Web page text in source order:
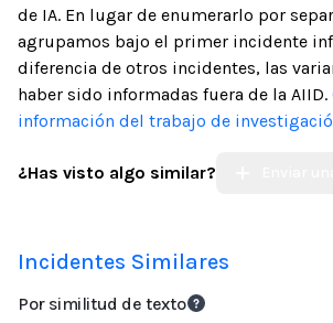
de IA. En lugar de enumerarlo por
agrupamos bajo el primer incidente
diferencia de otros incidentes, las
haber sido informadas fuera de la AIID.
información del trabajo de
¿Has visto algo similar?
Incidentes Similares
Por similitud de texto